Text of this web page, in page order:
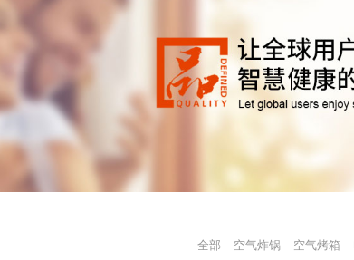
全部 空气炸锅 空气烤箱